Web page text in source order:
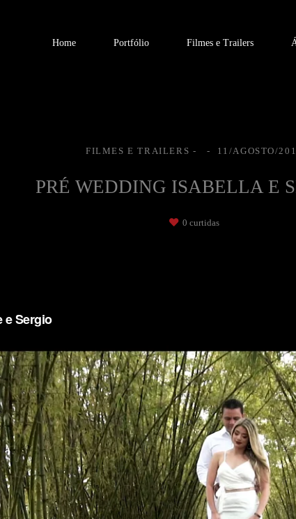
Home Portfólio Filmes e Trailers
FILMES E TRAILERS 11/AGOSTO/
PRÉ WEDDING ISABELLA E
0 curtidas